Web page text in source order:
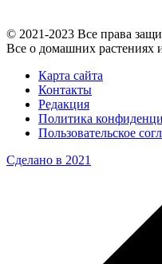
© 2021-2023 Все права
Все о домашних растениях
Карта сайта
Контакты
Редакция
Политика
Пользовательское
Сделано в 2021